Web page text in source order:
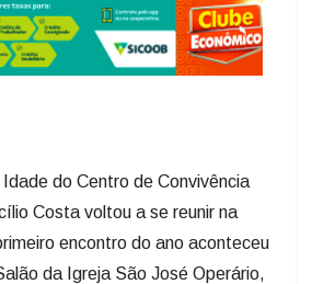
do Centro de Convivência
Costa voltou a se reunir na
encontro do ano aconteceu
da Igreja São José Operário,